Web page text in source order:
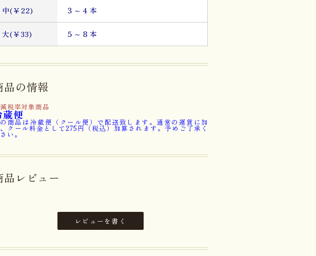
中(￥22) ３～４本
大(￥33) ５～８本
品の情報
税率対象商品
蔵便
商品は冷蔵便（クール便）で配送致します。通常の運賃に加
クール料金として275円（税込）加算されます。予めご了承く
い。
品レビュー
レビューを書く